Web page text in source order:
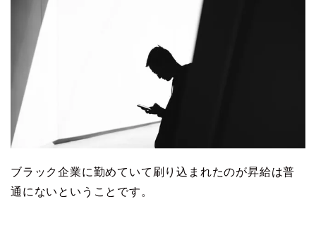
ブラック企業に勤めていて刷り込まれたのが昇給は普
通にないということです。